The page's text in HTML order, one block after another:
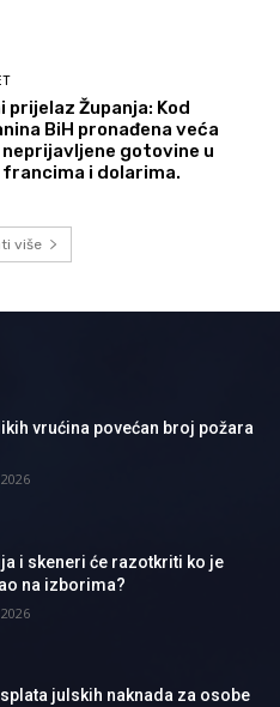
prijelaz Županja: Kod
BiH pronađena veća
neprijavljene gotovine u
francima i dolarima.
više
vrućina povećan broj požara
i skeneri će razotkriti ko je
na izborima?
julskih naknada za osobe